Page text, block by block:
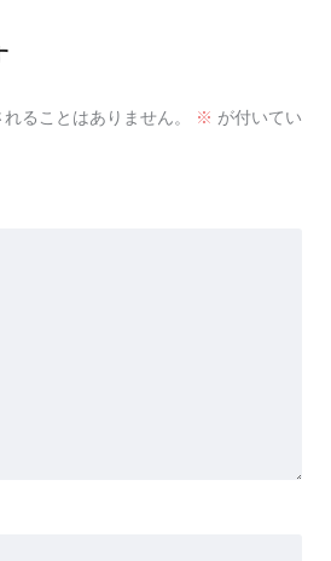
ることはありません。 ※ が付いてい